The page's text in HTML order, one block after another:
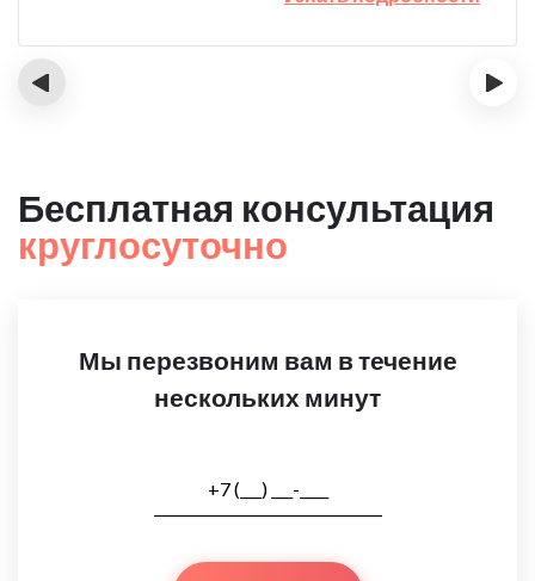
‹ ›
Бесплатная консультация
круглосуточно
Мы перезвоним вам в течение
нескольких минут